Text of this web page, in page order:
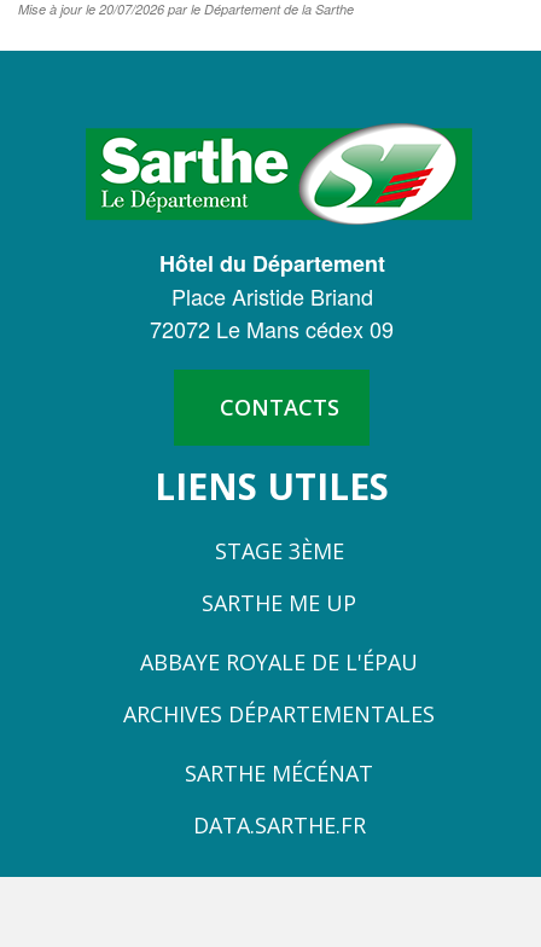
Mise à jour le 20/07/2026 par le Département de la Sarthe
LOGO
CONSEIL
DÉPARTEMENTAL
SARTHE
Hôtel du Département
Place Aristide Briand
72072 Le Mans cédex 09
CONTACTS
LIENS UTILES
STAGE 3ÈME
SARTHE ME UP
ZONEABBAYE ROYALE DE L'ÉPAU
ARCHIVES DÉPARTEMENTALES
SARTHE MÉCÉNAT
DATA.SARTHE.FR